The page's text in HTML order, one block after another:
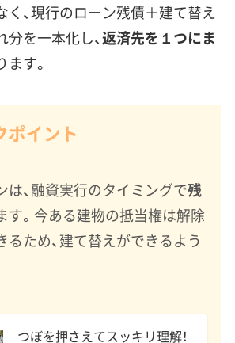
く、現行のローン残債＋建て替え
を一本化し、返済先を１つにま
す。
ポイント
は、融資実行のタイミングで残
す。今ある建物の抵当権は解除
るため、建て替えができるよう
つぼを押さえてスッキリ理解！